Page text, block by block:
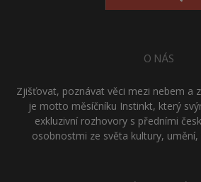
O NÁS
Zjišťovat, poznávat věci mezi nebem a
je motto měsíčníku Instinkt, který
exkluzivní rozhovory s předními
osobnostmi ze světa kultury,